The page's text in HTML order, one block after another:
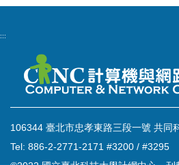
:::
106344 臺北市忠孝東路三段一號 共同
Tel: 886-2-2771-2171 #3200 / #3295